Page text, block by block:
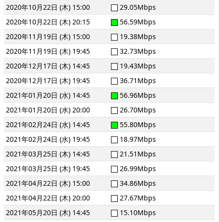
2020年10月22日 (木) 15:00
29.05Mbps
2020年10月22日 (木) 20:15
56.59Mbps
2020年11月19日 (木) 15:00
19.38Mbps
2020年11月19日 (木) 19:45
32.73Mbps
2020年12月17日 (木) 14:45
19.43Mbps
2020年12月17日 (木) 19:45
36.71Mbps
2021年01月20日 (水) 14:45
56.96Mbps
2021年01月20日 (水) 20:00
26.70Mbps
2021年02月24日 (水) 14:45
55.80Mbps
2021年02月24日 (水) 19:45
18.97Mbps
2021年03月25日 (木) 14:45
21.51Mbps
2021年03月25日 (木) 19:45
26.99Mbps
2021年04月22日 (木) 15:00
34.86Mbps
2021年04月22日 (木) 20:00
27.67Mbps
2021年05月20日 (木) 14:45
15.10Mbps